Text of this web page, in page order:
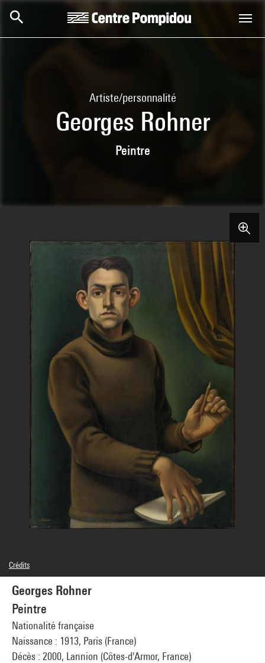
Aller au contenu principal
Centre Pompidou
Artiste/personnalité
Georges Rohner
Peintre
Georges Rohner
Peintre
Nationalité française
Naissance : 1913, Paris (France)
Décès : 2000, Lannion (Côtes-d'Armor, France)
Crédits
© Adagp, Paris
Crédit photographique : Centre Pompidou, MNAM-CCI/Bertrand Prévost/Dist.
GrandPalaisRmn
Réf. image : 4N60860
Diffusion image :GrandPalaisRmnPhoto